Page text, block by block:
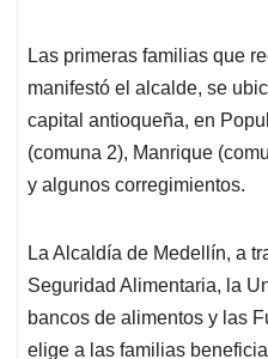
Las primeras familias que
manifestó el alcalde, se
capital antioqueña, en
(comuna 2), Manrique
y algunos corregimientos.
La Alcaldía de Medellín, a
Seguridad Alimentaria, la
bancos de alimentos y las
elige a las familias